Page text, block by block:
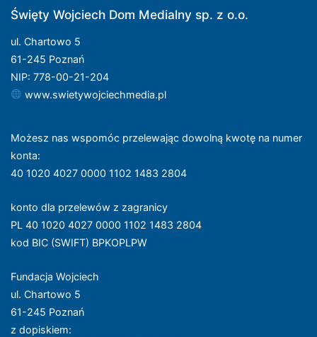
Święty Wojciech Dom Medialny sp. z o.o.
ul. Chartowo 5
61-245 Poznań
NIP: 778-00-21-204
www.swietywojciechmedia.pl
Możesz nas wspomóc przelewając dowolną kwotę na numer
konta:
40 1020 4027 0000 1102 1483 2804
konto dla przelewów z zagranicy
PL 40 1020 4027 0000 1102 1483 2804
kod BIC (SWIFT) BPKOPLPW
Fundacja Wojciech
ul. Chartowo 5
61-245 Poznań
z dopiskiem: